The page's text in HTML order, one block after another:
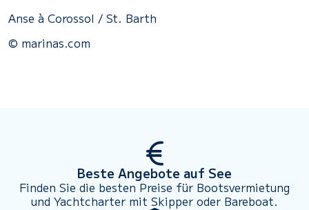
Anse à Corossol / St. Barth
© marinas.com
Beste Angebote auf See
Finden Sie die besten Preise für Bootsvermietung
und Yachtcharter mit Skipper oder Bareboat.